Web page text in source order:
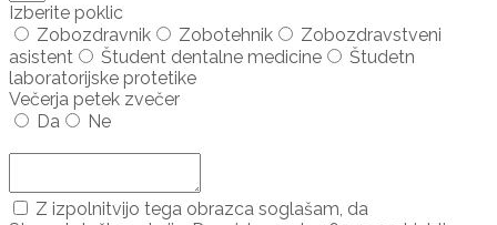
Izberite poklic
Zobozdravnik
Zobotehnik
Zobozdravstveni
asistent
Študent dentalne medicine
Študetn
laboratorijske protetike
Večerja petek zvečer
Da
Ne
Z izpolnitvijo tega obrazca soglašam, da